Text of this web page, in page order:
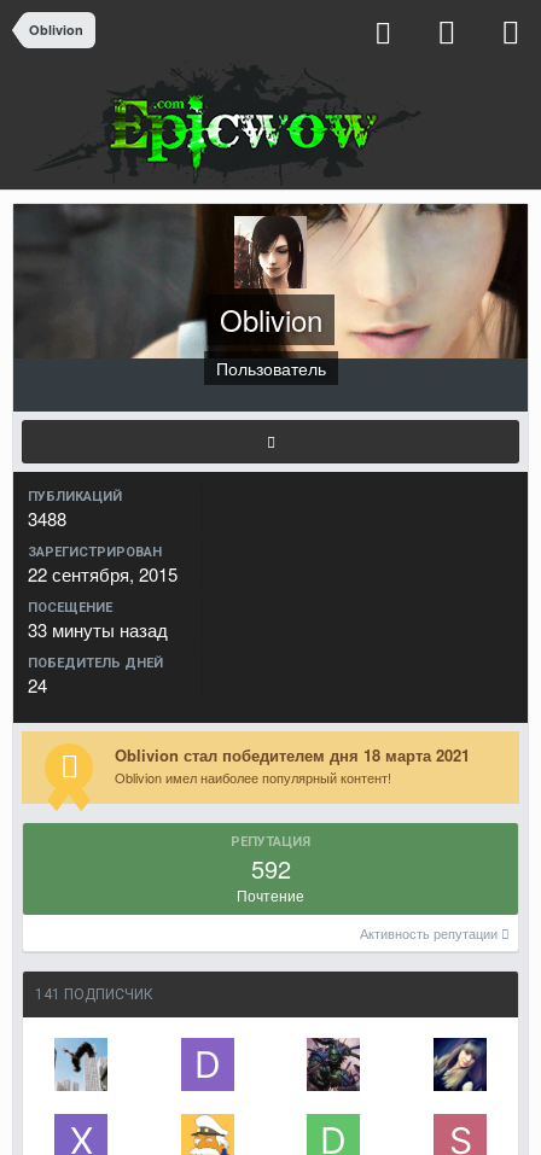
Oblivion
Oblivion
Пользователь
ПУБЛИКАЦИЙ
3488
ЗАРЕГИСТРИРОВАН
22 сентября, 2015
ПОСЕЩЕНИЕ
33 минуты назад
ПОБЕДИТЕЛЬ ДНЕЙ
24
Oblivion стал победителем дня 18 марта 2021
Oblivion имел наиболее популярный контент!
РЕПУТАЦИЯ
592
Почтение
Активность репутации
141 ПОДПИСЧИК